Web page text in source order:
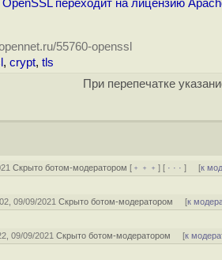
переходит на лицензию
55760-openssl
, crypt, tls
При перепечатке
Скрыто ботом-модератором [ ﹢﹢﹢] [ · · ·] [к
09/09/2021Скрыто ботом-модератором [к
09/09/2021Скрыто ботом-модератором [к